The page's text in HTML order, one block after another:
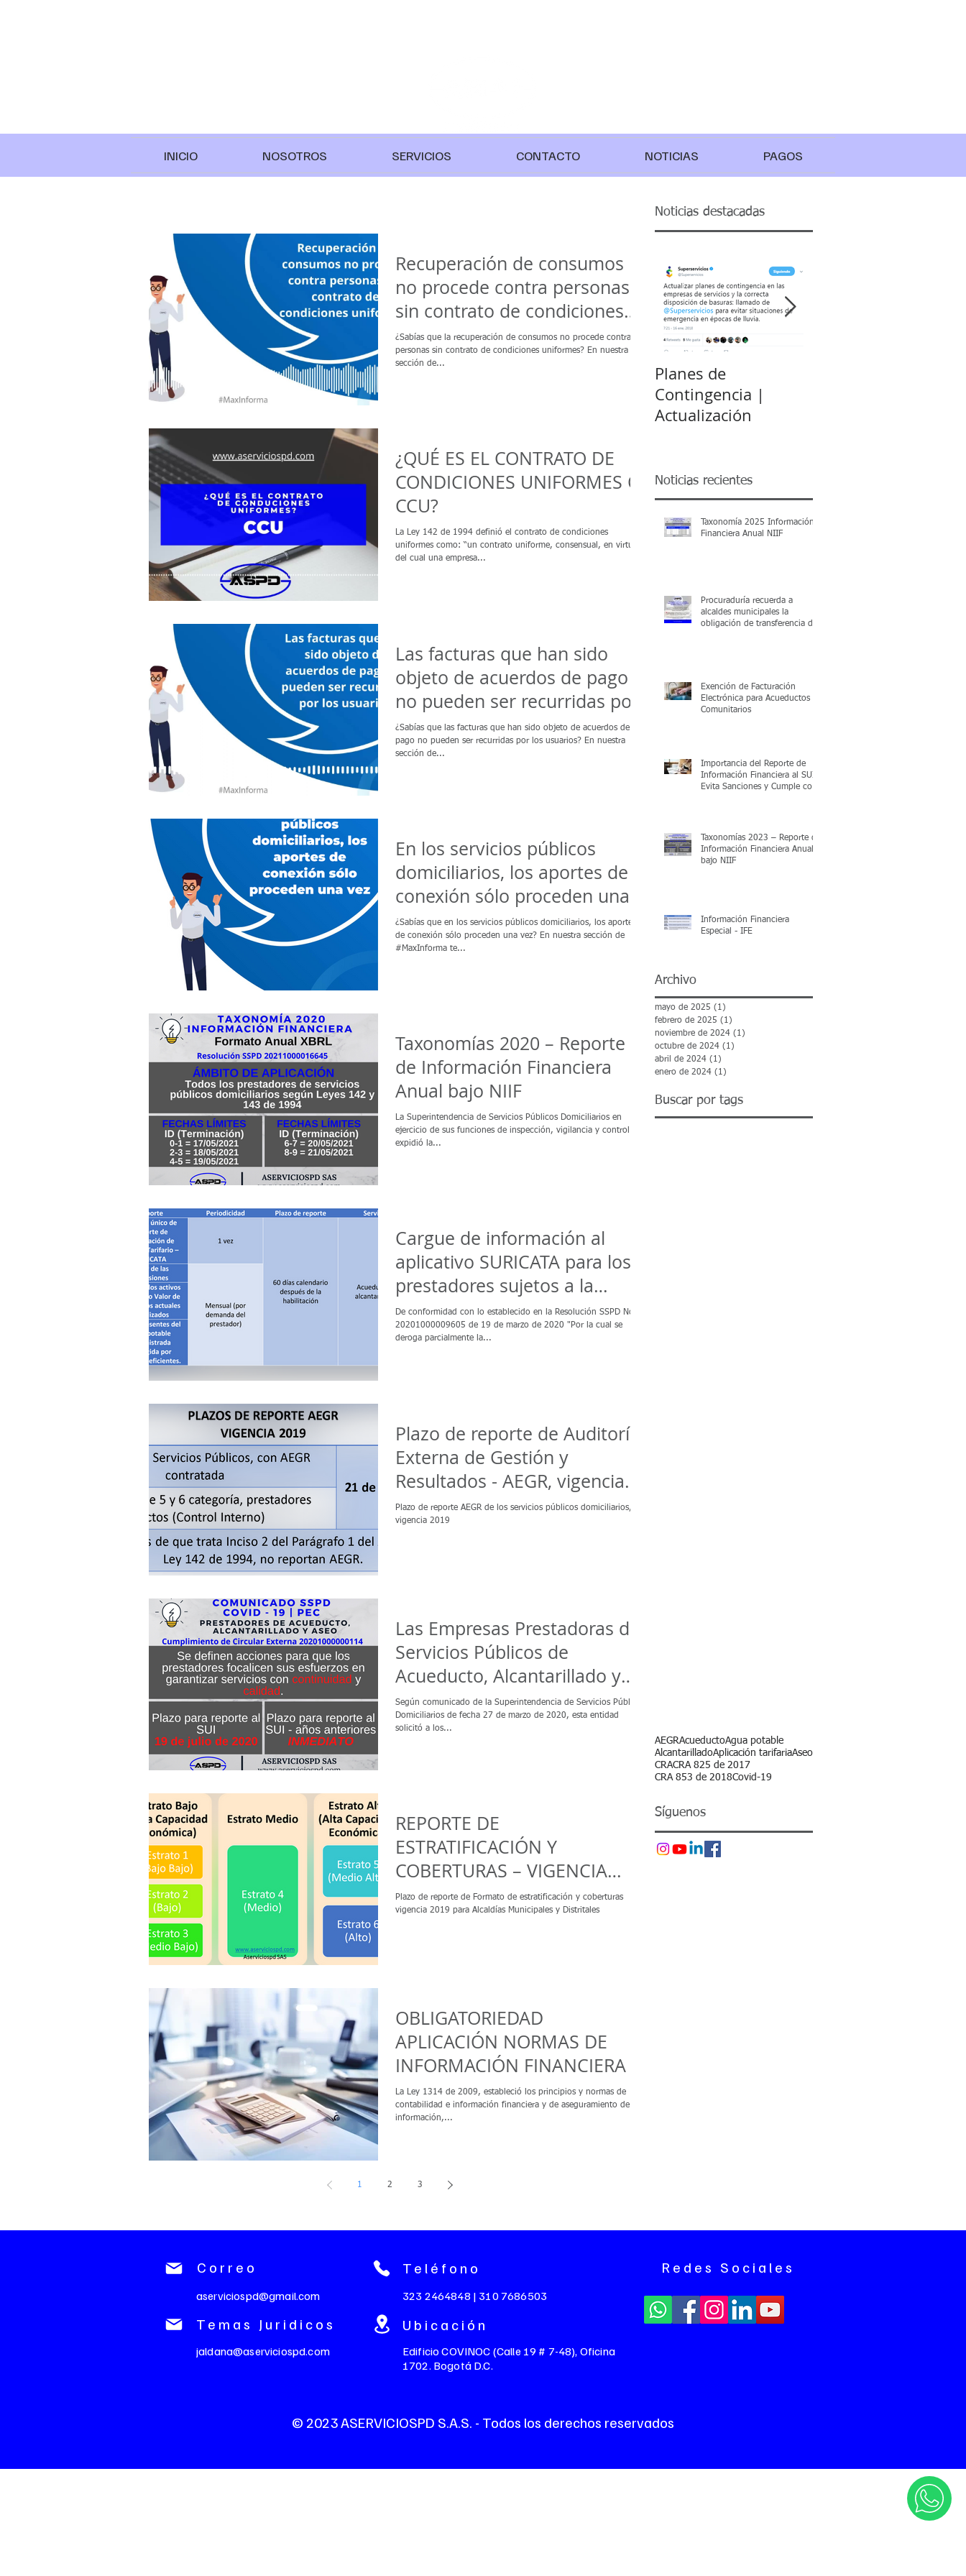
Noticias destacadas
Recuperación de consumos
no procede contra personas
sin contrato de condiciones
uniformes
¿Sabías que la recuperación de consumos no procede contra
personas sin contrato de condiciones uniformes? En nuestra
sección de...
¿QUÉ ES EL CONTRATO DE
CONDICIONES UNIFORMES O
CCU?
La Ley 142 de 1994 definió el contrato de condiciones
uniformes como: “un contrato uniforme, consensual, en virtud
del cual una empresa...
Las facturas que han sido
objeto de acuerdos de pago
no pueden ser recurridas por
los usuarios.
¿Sabías que las facturas que han sido objeto de acuerdos de
pago no pueden ser recurridas por los usuarios? En nuestra
sección de...
En los servicios públicos
domiciliarios, los aportes de
conexión sólo proceden una
vez
¿Sabías que en los servicios públicos domiciliarios, los aportes
de conexión sólo proceden una vez? En nuestra sección de
#MaxInforma te...
Taxonomías 2020 – Reporte
de Información Financiera
Anual bajo NIIF
La Superintendencia de Servicios Públicos Domiciliarios en
ejercicio de sus funciones de inspección, vigilancia y control
expidió la...
Cargue de información al
aplicativo SURICATA para los
prestadores sujetos a la
Resolución CRA 825 de
De conformidad con lo establecido en la Resolución SSPD No.
20201000009605 de 19 de marzo de 2020 "Por la cual se
deroga parcialmente la...
Plazo de reporte de Auditoría
Externa de Gestión y
Resultados - AEGR, vigencia
2019
Plazo de reporte AEGR de los servicios públicos domiciliarios,
vigencia 2019
Las Empresas Prestadoras de
Servicios Públicos de
Acueducto, Alcantarillado y
Aseo deben ajustar su
Según comunicado de la Superintendencia de Servicios Públicos
Domiciliarios de fecha 27 de marzo de 2020, esta entidad
solicitó a los...
REPORTE DE
ESTRATIFICACIÓN Y
COBERTURAS – VIGENCIA
2019
Plazo de reporte de Formato de estratificación y coberturas
vigencia 2019 para Alcaldías Municipales y Distritales
OBLIGATORIEDAD
APLICACIÓN NORMAS DE
INFORMACIÓN FINANCIERA –
NIF
La Ley 1314 de 2009, estableció los principios y normas de
contabilidad e información financiera y de aseguramiento de la
información,...
1 2 3
Planes de
Contingencia |
Actualización
Noticias recientes
Taxonomía 2025 Información
Financiera Anual NIIF
Procuraduría recuerda a
alcaldes municipales la
obligación de transferencia de
Exención de Facturación
Electrónica para Acueductos
Comunitarios
Importancia del Reporte de
Información Financiera al SUI:
Evita Sanciones y Cumple con
Taxonomías 2023 – Reporte de
Información Financiera Anual
bajo NIIF
Información Financiera
Especial - IFE
Archivo
mayo de 2025 (1)
febrero de 2025 (1)
noviembre de 2024 (1)
octubre de 2024 (1)
abril de 2024 (1)
enero de 2024 (1)
Buscar por tags
AEGRAcueductoAgua potable
AlcantarilladoAplicación tarifariaAseo
CRACRA 825 de 2017
CRA 853 de 2018Covid-19
Síguenos
INICIO NOSOTROS SERVICIOS CONTACTO NOTICIAS PAGOS
Correo Teléfono
aserviciospd@gmail.com 323 2464848 | 310 7686503
Temas Juridicos Ubicación
jaldana@aserviciospd.com
Edificio COVINOC (Calle 19 # 7-48), Oficina
1702. Bogotá D.C.
Redes Sociales
© 2023 ASERVICIOSPD S.A.S. - Todos los derechos reservados